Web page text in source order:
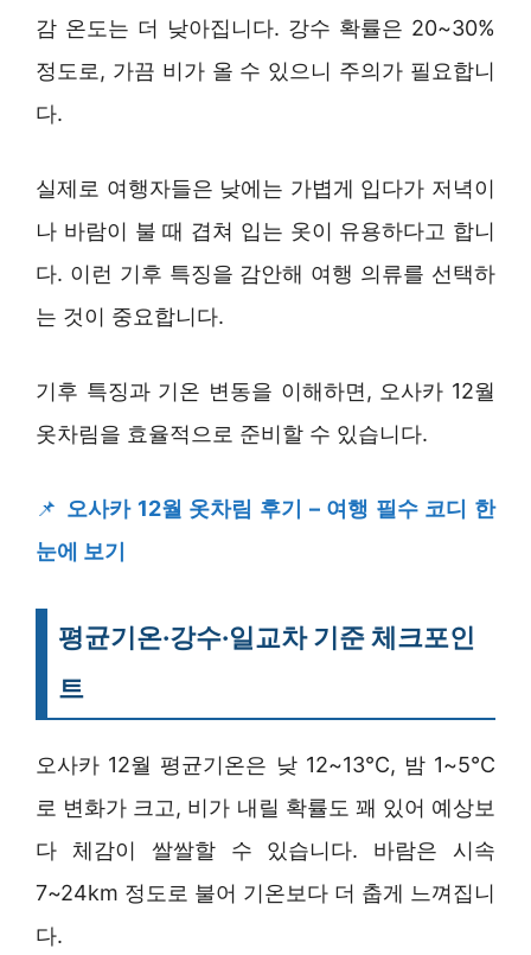
감 온도는 더 낮아집니다. 강수 확률은 20~30%
정도로, 가끔 비가 올 수 있으니 주의가 필요합니
다.
실제로 여행자들은 낮에는 가볍게 입다가 저녁이
나 바람이 불 때 겹쳐 입는 옷이 유용하다고 합니
다. 이런 기후 특징을 감안해 여행 의류를 선택하
는 것이 중요합니다.
기후 특징과 기온 변동을 이해하면, 오사카 12월
옷차림을 효율적으로 준비할 수 있습니다.
📌 오사카 12월 옷차림 후기 – 여행 필수 코디 한
눈에 보기
평균기온·강수·일교차 기준 체크포인
트
오사카 12월 평균기온은 낮 12~13°C, 밤 1~5°C
로 변화가 크고, 비가 내릴 확률도 꽤 있어 예상보
다 체감이 쌀쌀할 수 있습니다. 바람은 시속
7~24km 정도로 불어 기온보다 더 춥게 느껴집니
다.